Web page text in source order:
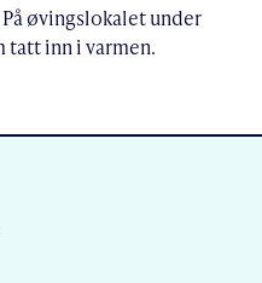
øvingslokalet under
inn i varmen.